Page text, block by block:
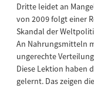
Dritte leidet an
von 2009 folgt einer
Skandal der
An Nahrungsmitteln
ungerechte
Diese Lektion haben
gelernt. Das zeigen